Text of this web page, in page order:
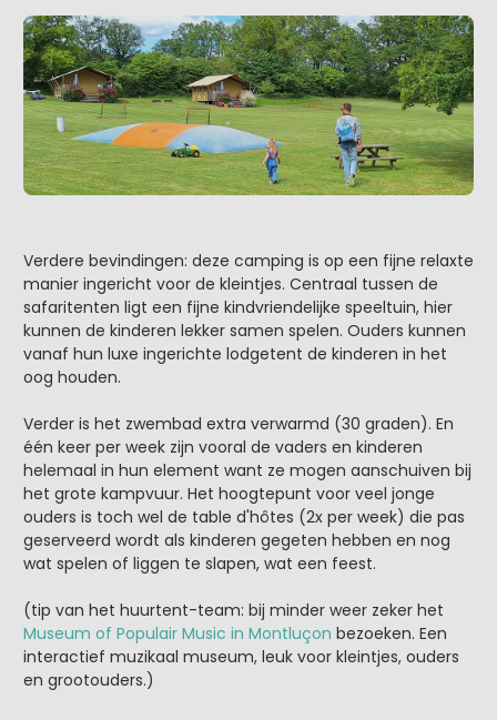
Verdere bevindingen: deze camping is op een fijne relaxte
manier ingericht voor de kleintjes. Centraal tussen de
safaritenten ligt een fijne kindvriendelijke speeltuin, hier
kunnen de kinderen lekker samen spelen. Ouders kunnen
vanaf hun luxe ingerichte lodgetent de kinderen in het
oog houden.
Verder is het zwembad extra verwarmd (30 graden). En
één keer per week zijn vooral de vaders en kinderen
helemaal in hun element want ze mogen aanschuiven bij
het grote kampvuur. Het hoogtepunt voor veel jonge
ouders is toch wel de table d'hôtes (2x per week) die pas
geserveerd wordt als kinderen gegeten hebben en nog
wat spelen of liggen te slapen, wat een feest.
(tip van het huurtent-team: bij minder weer zeker het
Museum of Populair Music in Montluçon bezoeken. Een
interactief muzikaal museum, leuk voor kleintjes, ouders
en grootouders.)